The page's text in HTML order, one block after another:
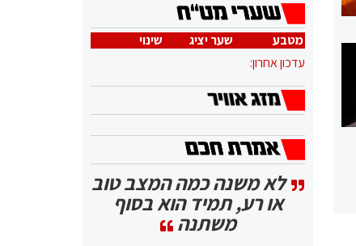
מטבע שער יציג
שינוי
עדכון אחרון:
לא משנה כמה המצב טוב
או רע, תמיד הוא בסוף
משתנה